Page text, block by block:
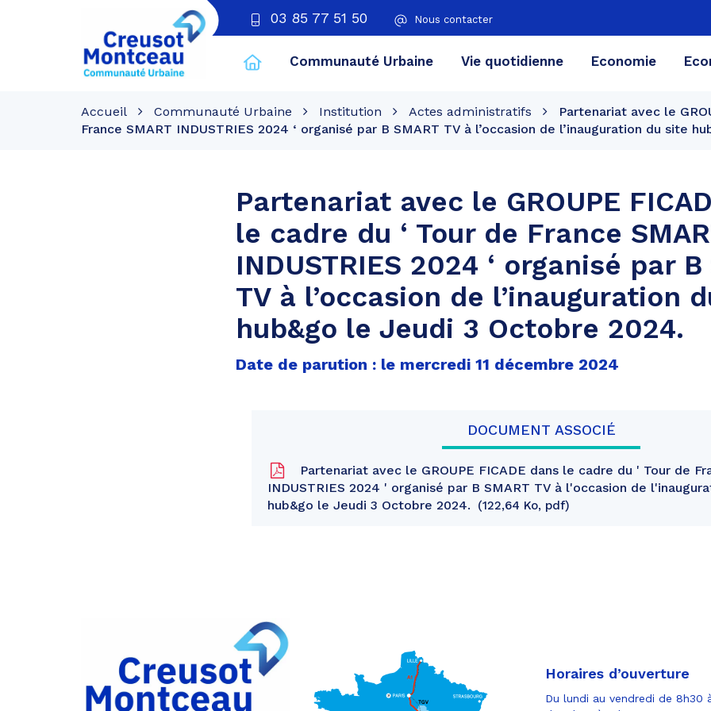
03 85 77 51 50 Nous contacter
Creusot
Montceau
Communauté Urbaine Vie quotidienne Economie
Accueil Communauté Urbaine Institution Actes administratifs
Partenariat avec le
France SMART INDUSTRIES 2024 ‘ organisé par B SMART TV à l’occasion de l’inauguration du site
Partenariat avec le GROUPE
le cadre du ‘ Tour de France
INDUSTRIES 2024 ‘ organisé par B
TV à l’occasion de l’inauguration
hub&go le Jeudi 3 Octobre 2024.
Date de parution : le mercredi 11 décembre 2024
DOCUMENT ASSOCIÉ
Partenariat avec le GROUPE FICADE dans le cadre du ' Tour de
INDUSTRIES 2024 ' organisé par B SMART TV à l'occasion de
hub&go le Jeudi 3 Octobre 2024.
122,64 Ko, pdf
Partager
sur
Facebook
Partager
Horaires d’ouverture
Du lundi au vendredi de 8h30